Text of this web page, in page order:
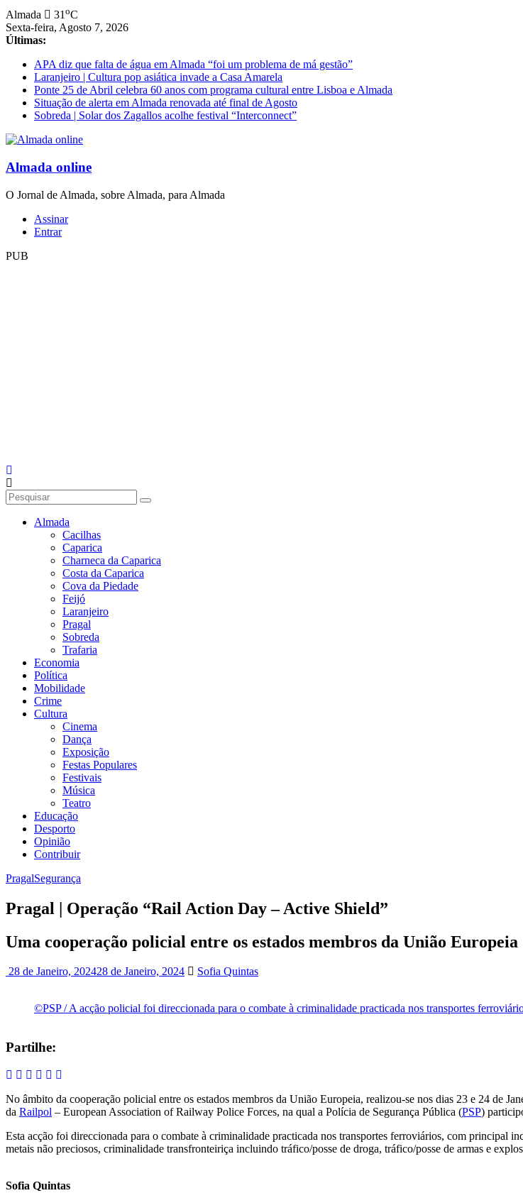
Saltar
para
conteúdo
Almada 31 oC
Sexta-feira, Agosto 7, 2026
Últimas:
APA diz que falta de água em Almada “foi um problema de má gestão”
Laranjeiro | Cultura pop asiática invade a Casa Amarela
Ponte 25 de Abril celebra 60 anos com programa cultural entre Lisboa e Almada
Situação de alerta em Almada renovada até final de Agosto
Sobreda | Solar dos Zagallos acolhe festival “Interconnect”
Almada online
O Jornal de Almada, sobre Almada, para Almada
Assinar
Entrar
PUB
Almada
Cacilhas
Caparica
Charneca da Caparica
Costa da Caparica
Cova da Piedade
Feijó
Laranjeiro
Pragal
Sobreda
Trafaria
Economia
Política
Mobilidade
Crime
Cultura
Cinema
Dança
Exposição
Festas Populares
Festivais
Música
Teatro
Educação
Desporto
Opinião
Contribuir
PragalSegurança
Pragal | Operação “Rail Action Day – Active Shield”
Uma cooperação policial entre os estados membros da União Europeia
28 de Janeiro, 202428 de Janeiro, 2024 Sofia Quintas
©PSP / A acção policial foi direccionada para o combate à criminalidade practicada nos transportes
Partilhe:
No âmbito da cooperação policial entre os estados membros da União Europeia, realizou-se nos dias 23 e 24 de
da Railpol – European Association of Railway Police Forces, na qual a Polícia de Segurança Pública (PSP)
Esta acção foi direccionada para o combate à criminalidade practicada nos transportes ferroviários, com
metais não preciosos, criminalidade transfronteiriça incluindo tráfico/posse de droga, tráfico/posse de armas e
Sofia Quintas